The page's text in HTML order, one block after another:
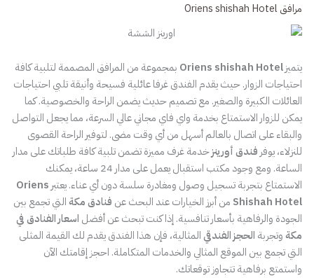
مرافق Oriens shishah Hotel
يتميزOriens shishah Hotel بمجموعة من المرافق المصممة لتلبية كافة
احتياجات الزوار. حيث يقدم الفندق غرفا عائلية فسيحة وأنيقة تلبي احتياجات
العائلات الكبيرة والصغير. مع تصميم حديث يضمن الراحة والخصوصية. كما
يمكن للزوار الاستمتاع بخدمة واي فاي مجاني عالي السرعة، مما يجعل التواصل
والبقاء على اتصال بالعالم أسهل من أي وقت مضى. لتوفير الراحة القصوى
للنزلاء، يوفر فندق أورينزخدمة غرف مميزة تضمن تلبية كافة طلباتك على مدار
الساعة. ومع وجود مكتب استقبال يعمل على مدار 24 ساعة، يمكنك
الاستمتاع بتجربة تسجيل وصول ومغادرة سلسة دون أي عناء. يعتبر Oriens
Shishah Hotel من أبرز الخيارات عند البحث عن فنادق مكة التي تجمع بين
الجودة والرفاهية بأسعار تنافسية. إذا كنت تبحث عن أفضل اسعار الفنادق في
مكة وتجربة الحجز الفندقيالمثالية، فإن هذا الفندق يقدم لك القيمة المثلى
التي تجمع بين الموقع المثالي والخدمات المتكاملة. احجز إقامتك الآن
واستمتع برفاهية تتجاوز توقعاتك.